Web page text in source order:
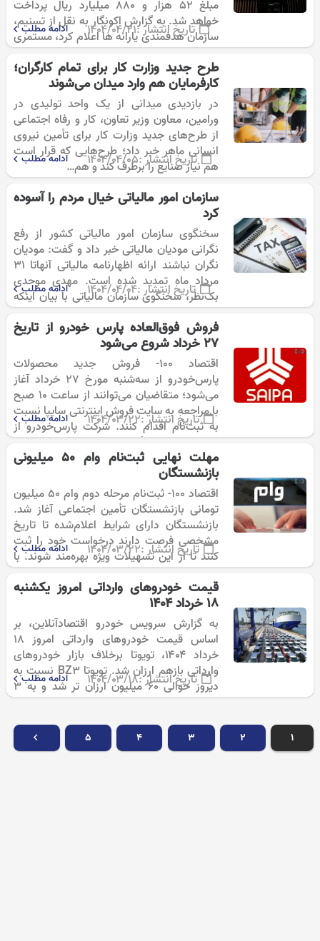
مبلغ ۵۲ هزار و ۸۸۰ میلیارد ریال پرداخت
خواهد شد. به گزارش اکونگار به نقل از تسنیم،
سازمان هدفمندی یارانه ها اعلام کرد، مستمری
تیر…
تاریخ انتشار :۱۴۰۴/۰۴/۲۱ ادامه مطلب
طرح جدید وزارت کار برای تمام کارگران؛
کارفرمایان هم وارد میدان می‌شوند
در بازدیدی میدانی از یک واحد تولیدی در
ورامین، معاون وزیر تعاون، کار و رفاه اجتماعی
از طرح‌های جدید وزارت کار برای تأمین نیروی
انسانی ماهر خبر داد؛ طرح‌هایی که قرار است
هم نیاز صنایع را برطرف کند و هم…
تاریخ انتشار :۱۴۰۴/۰۴/۰۵ ادامه مطلب
سازمان امور مالیاتی خیال مردم را آسوده
کرد
سخنگوی سازمان امور مالیاتی کشور از رفع
نگرانی مودیان مالیاتی خبر داد و گفت: مودیان
نگران نباشند ارائه اظهارنامه مالیاتی آنهاتا ۳۱
مرداد ماه تمدید شده است. مهدی موحدی
بک‌نظر، سخنگوی سازمان مالیاتی با بیان اینکه
در حال حاضر برنامه…
تاریخ انتشار :۱۴۰۴/۰۴/۰۴ ادامه مطلب
فروش فوق‌العاده پارس خودرو از تاریخ
27 خرداد شروع می‌شود
اقتصاد 100- فروش جدید محصولات
پارس‌خودرو از سه‌شنبه مورخ ۲۷ خرداد آغاز
می‌شود؛ متقاضیان می‌توانند از ساعت ۱۰ صبح
با مراجعه به سایت فروش اینترنتی سایپا نسبت
به ثبت‌نام اقدام کنند. شرکت پارس‌خودرو از
زیرمجموعه‌های گروه خودروسازی سایپا، با
هدف…
تاریخ انتشار :۱۴۰۴/۰۳/۲۲ ادامه مطلب
مهلت نهایی ثبت‌نام وام 50 میلیونی
بازنشستگان
اقتصاد 100- ثبت‌نام مرحله دوم وام ۵۰ میلیون
تومانی بازنشستگان تأمین اجتماعی آغاز شد.
بازنشستگان دارای شرایط اعلام‌شده تا تاریخ
مشخصی فرصت دارند درخواست خود را ثبت
کنند تا از این تسهیلات ویژه بهره‌مند شوند. با
توجه به افزایش هزینه‌های…
تاریخ انتشار :۱۴۰۴/۰۳/۲۲ ادامه مطلب
قیمت خودروهای وارداتی امروز ‌یکشنبه
۱۸ خرداد ۱۴۰۴
به گزارش سرویس خودرو اقتصادآنلاین، بر
اساس قیمت خودروهای وارداتی امروز ۱۸
خرداد ۱۴۰۴، تویوتا برخلاف بازار خودروهای
وارداتی بازهم ارزان شد. تویوتا BZ3 نسبت به
دیروز حوالی ۶۰ میلیون ارزان تر شد و به ۳
میلیارد و ۹۰۰ میلیون…
تاریخ انتشار :۱۴۰۴/۰۳/۱۸ ادامه مطلب
۱ ۲ ۳ ۴ ۵